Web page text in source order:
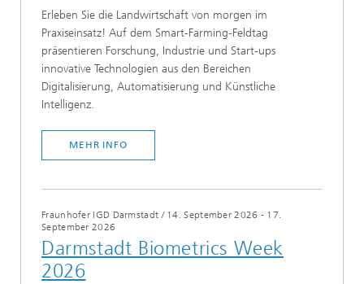
Erleben Sie die Landwirtschaft von morgen im
Praxiseinsatz! Auf dem Smart-Farming-Feldtag
präsentieren Forschung, Industrie und Start-ups
innovative Technologien aus den Bereichen
Digitalisierung, Automatisierung und Künstliche
Intelligenz.​
MEHR INFO
Fraunhofer IGD Darmstadt / 14. September 2026 - 17.
September 2026
Darmstadt Biometrics Week
2026